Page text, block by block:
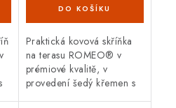
Praktická kovová skříňka
na terasu ROMEO® v
prémiové kvalitě, v
provedení šedý křemen s